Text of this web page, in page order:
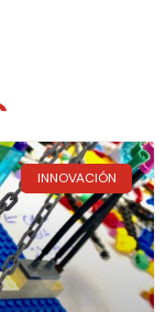
INNOVACIÓN